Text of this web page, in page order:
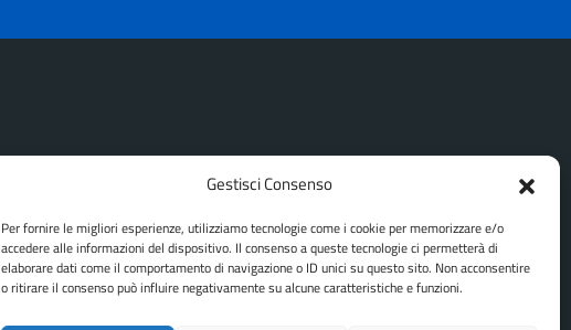
Gestisci Consenso
Per fornire le migliori esperienze, utilizziamo tecnologie come i cookie per memorizzare e/o
accedere alle informazioni del dispositivo. Il consenso a queste tecnologie ci permetterà di
elaborare dati come il comportamento di navigazione o ID unici su questo sito. Non acconsentire
o ritirare il consenso può influire negativamente su alcune caratteristiche e funzioni.
SEGUICI SU
FacebookInstagramYoutube